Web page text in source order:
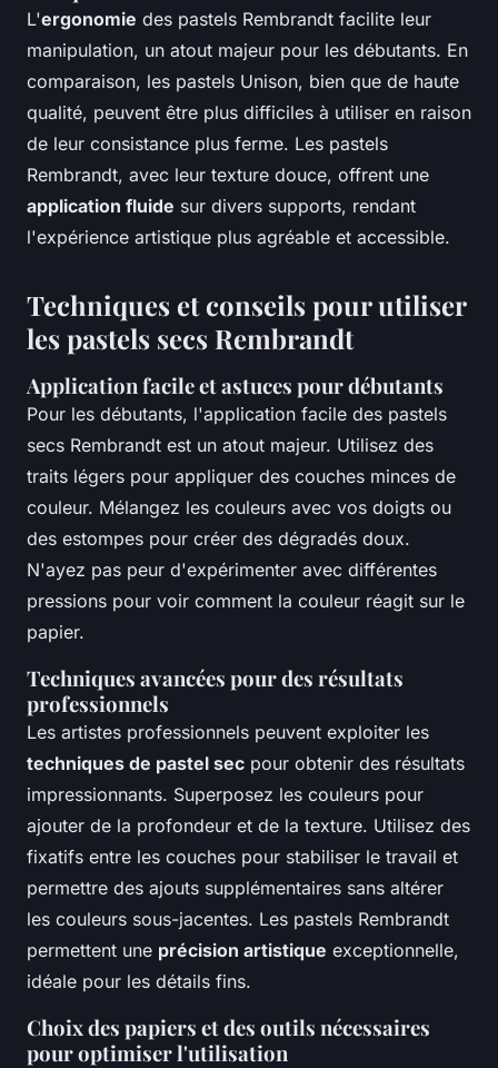
L'ergonomie des pastels Rembrandt facilite leur
manipulation, un atout majeur pour les débutants. En
comparaison, les pastels Unison, bien que de haute
qualité, peuvent être plus difficiles à utiliser en raison
de leur consistance plus ferme. Les pastels
Rembrandt, avec leur texture douce, offrent une
application fluide sur divers supports, rendant
l'expérience artistique plus agréable et accessible.
Techniques et conseils pour utiliser
les pastels secs Rembrandt
Application facile et astuces pour débutants
Pour les débutants, l'application facile des pastels
secs Rembrandt est un atout majeur. Utilisez des
traits légers pour appliquer des couches minces de
couleur. Mélangez les couleurs avec vos doigts ou
des estompes pour créer des dégradés doux.
N'ayez pas peur d'expérimenter avec différentes
pressions pour voir comment la couleur réagit sur le
papier.
Techniques avancées pour des résultats
professionnels
Les artistes professionnels peuvent exploiter les
techniques de pastel sec pour obtenir des résultats
impressionnants. Superposez les couleurs pour
ajouter de la profondeur et de la texture. Utilisez des
fixatifs entre les couches pour stabiliser le travail et
permettre des ajouts supplémentaires sans altérer
les couleurs sous-jacentes. Les pastels Rembrandt
permettent une précision artistique exceptionnelle,
idéale pour les détails fins.
Choix des papiers et des outils nécessaires
pour optimiser l'utilisation